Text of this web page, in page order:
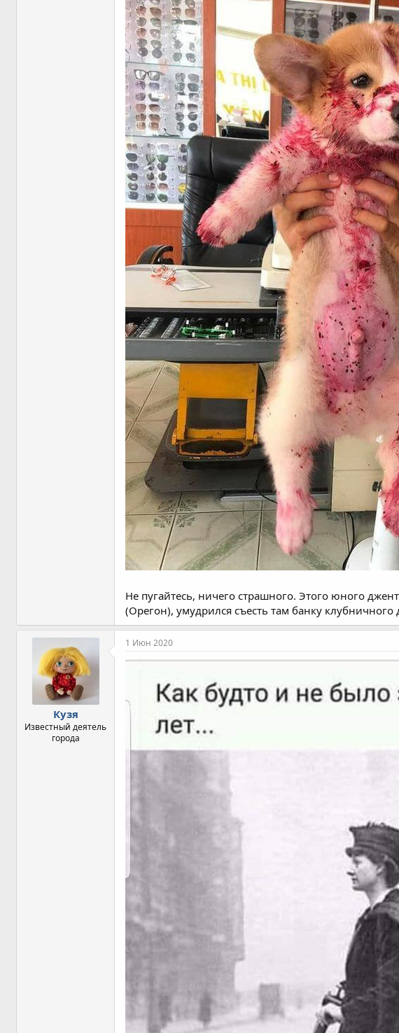
Не пугайтесь, ничего страшного. Этого юного
(Орегон), умудрился съесть там банку
Кузя
Известный деятель
города
1 Июн 2020